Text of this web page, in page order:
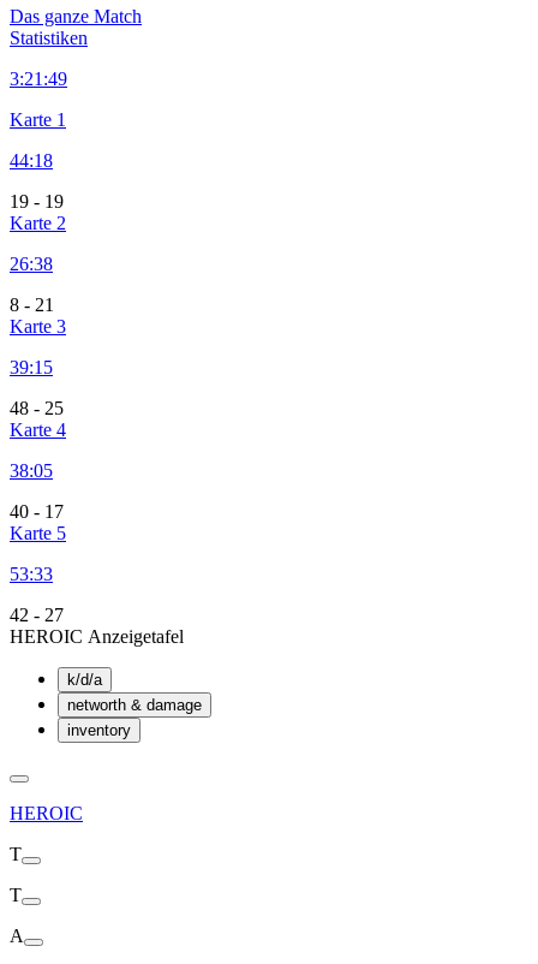
Das ganze Match
Statistiken
3:21:49
Karte 1
44:18
19 - 19
Karte 2
26:38
8 - 21
Karte 3
39:15
48 - 25
Karte 4
38:05
40 - 17
Karte 5
53:33
42 - 27
HEROIC Anzeigetafel
k/d/a
networth & damage
inventory
HEROIC
T
T
A